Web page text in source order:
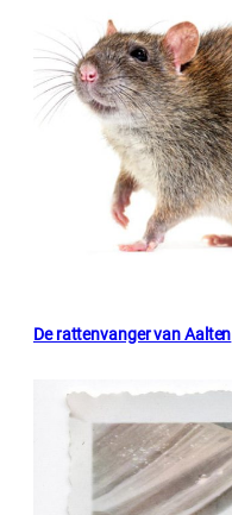
De rattenvanger van Aalten